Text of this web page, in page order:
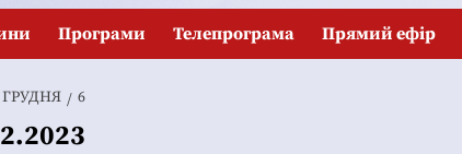
Програми Телепрограма Прямий ефір
ГРУДНЯ 6